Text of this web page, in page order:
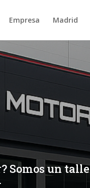
Empresa Madrid
Somos un